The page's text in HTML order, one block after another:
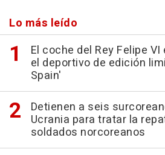
Lo más leído
El coche del Rey Felipe
el deportivo de edición
Spain'
Detienen a seis
Ucrania para tratar la
soldados norcoreanos